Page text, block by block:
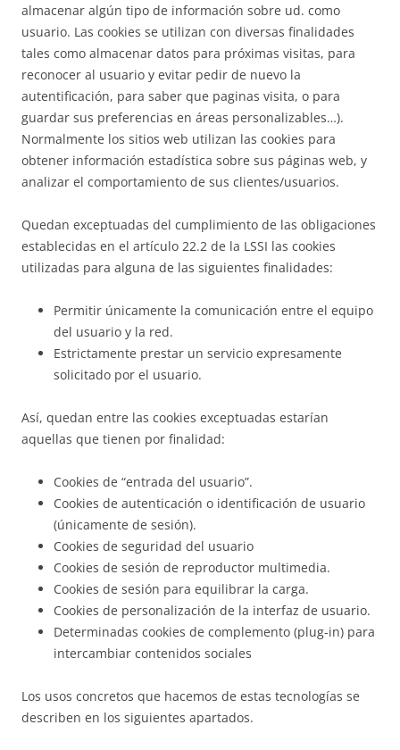
almacenar algún tipo de información sobre ud. como
usuario. Las cookies se utilizan con diversas finalidades
tales como almacenar datos para próximas visitas, para
reconocer al usuario y evitar pedir de nuevo la
autentificación, para saber que paginas visita, o para
guardar sus preferencias en áreas personalizables…).
Normalmente los sitios web utilizan las cookies para
obtener información estadística sobre sus páginas web, y
analizar el comportamiento de sus clientes/usuarios.
Quedan exceptuadas del cumplimiento de las obligaciones
establecidas en el artículo 22.2 de la LSSI las cookies
utilizadas para alguna de las siguientes finalidades:
Permitir únicamente la comunicación entre el equipo
del usuario y la red.
Estrictamente prestar un servicio expresamente
solicitado por el usuario.
Así, quedan entre las cookies exceptuadas estarían
aquellas que tienen por finalidad:
Cookies de “entrada del usuario”.
Cookies de autenticación o identificación de usuario
(únicamente de sesión).
Cookies de seguridad del usuario
Cookies de sesión de reproductor multimedia.
Cookies de sesión para equilibrar la carga.
Cookies de personalización de la interfaz de usuario.
Determinadas cookies de complemento (plug-in) para
intercambiar contenidos sociales
Los usos concretos que hacemos de estas tecnologías se
describen en los siguientes apartados.